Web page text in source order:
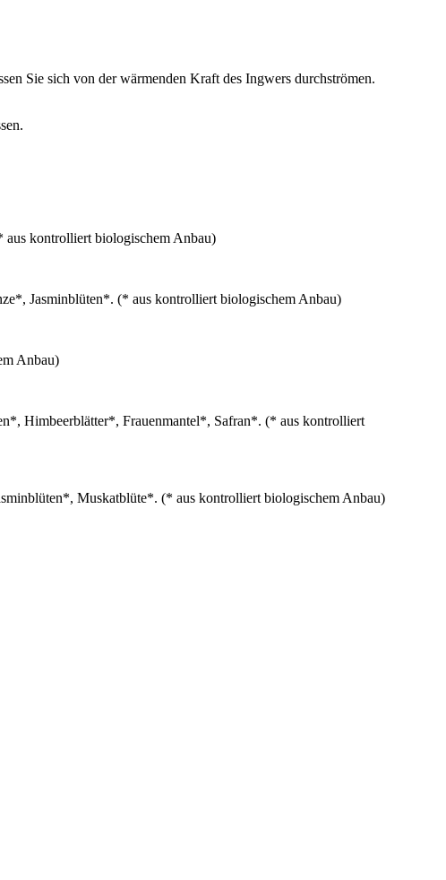
Sie sich von der wärmenden Kraft des Ingwers durchströmen.
kontrolliert biologischem Anbau)
Jasminblüten*. (* aus kontrolliert biologischem Anbau)
Anbau)
Himbeerblätter*, Frauenmantel*, Safran*. (* aus kontrolliert
Muskatblüte*. (* aus kontrolliert biologischem Anbau)